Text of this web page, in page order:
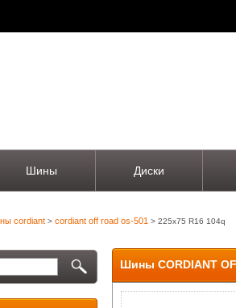
Шины Диски
cordiant > cordiant off road os-501 > 225x75 R16 104q
Шины CORDIANT